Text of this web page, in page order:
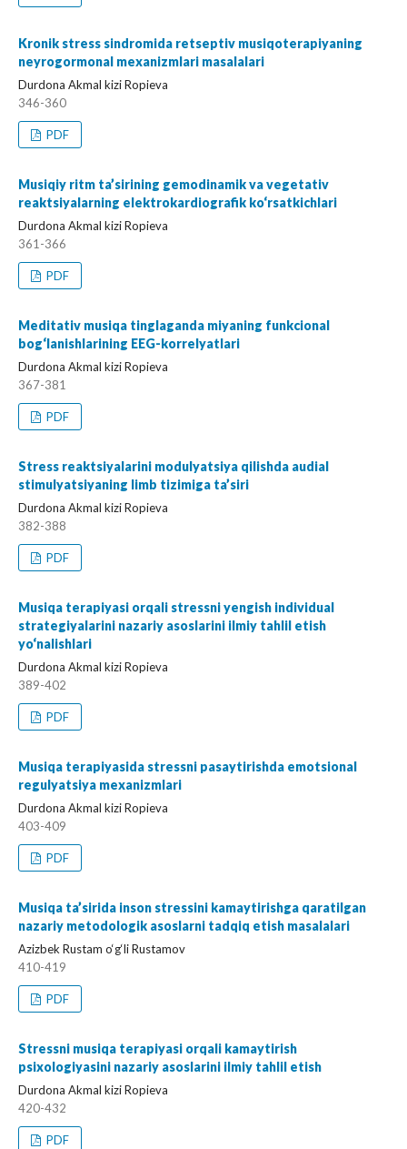
Kronik stress sindromida retseptiv musiqoterapiyaning
neyrogormonal mexanizmlari masalalari
Durdona Akmal kizi Ropieva
346-360
PDF
Musiqiy ritm ta’sirining gemodinamik va vegetativ
reaktsiyalarning elektrokardiografik ko‘rsatkichlari
Durdona Akmal kizi Ropieva
361-366
PDF
Meditativ musiqa tinglaganda miyaning funkcional
bog‘lanishlarining EEG-korrelyatlari
Durdona Akmal kizi Ropieva
367-381
PDF
Stress reaktsiyalarini modulyatsiya qilishda audial
stimulyatsiyaning limb tizimiga ta’siri
Durdona Akmal kizi Ropieva
382-388
PDF
Musiqa terapiyasi orqali stressni yengish individual
strategiyalarini nazariy asoslarini ilmiy tahlil etish
yo‘nalishlari
Durdona Akmal kizi Ropieva
389-402
PDF
Musiqa terapiyasida stressni pasaytirishda emotsional
regulyatsiya mexanizmlari
Durdona Akmal kizi Ropieva
403-409
PDF
Musiqa ta’sirida inson stressini kamaytirishga qaratilgan
nazariy metodologik asoslarni tadqiq etish masalalari
Azizbek Rustam o‘g‘li Rustamov
410-419
PDF
Stressni musiqa terapiyasi orqali kamaytirish
psixologiyasini nazariy asoslarini ilmiy tahlil etish
Durdona Akmal kizi Ropieva
420-432
PDF